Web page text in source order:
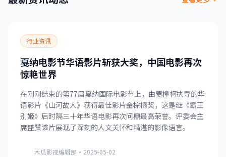
行业资讯
戛纳电影节华语影片斩获大奖，中国电影再次
惊艳世界
在刚刚结束的第77届戛纳国际电影节上，由贾樟柯执导的华
语影片《山河故人》获得最佳影片金棕榈奖，这是继《霸王
别姬》后时隔三十年华语电影再次问鼎最高荣誉。评委会主
席盛赞该片展现了深刻的人文关怀和精湛的影像语言。
木瓜影视编辑部 · 2025-05-02